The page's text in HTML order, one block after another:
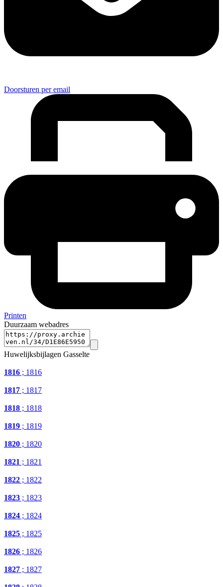
Doorsturen per email
Printen
Duurzaam webadres
Huwelijksbijlagen Gasselte
1816 ; 1816
1817 ; 1817
1818 ; 1818
1819 ; 1819
1820 ; 1820
1821 ; 1821
1822 ; 1822
1823 ; 1823
1824 ; 1824
1825 ; 1825
1826 ; 1826
1827 ; 1827